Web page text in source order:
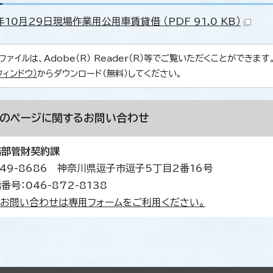
10月29日現場作業用公用車賃貸借 （PDF 91.0 KB）
ァイルは、Adobe（R） Reader（R）等でご覧いただくことができます
ンドウ）からダウンロード（無料）してください。
ページに関するお問い合わせ
管財契約課
8686 神奈川県逗子市逗子5丁目2番16号
番号：046-872-8138
お問い合わせは専用フォームをご利用ください。